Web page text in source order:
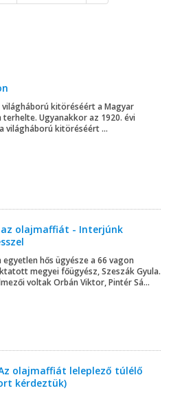
kitöréséért a Magyar
Ugyanakkor az 1920. évi
világháború kitöréséért ...
olajmaffiát - Interjúnk
hős ügyésze a 66 vagon
megyei főügyész, Szeszák Gyula.
voltak Orbán Viktor, Pintér Sá...
olajmaffiát leleplező túlélő
kérdeztük)